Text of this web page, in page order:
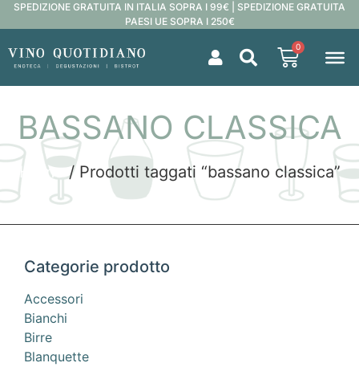
SPEDIZIONE GRATUITA IN ITALIA SOPRA I 99€ | SPEDIZIONE GRATUITA
PAESI UE SOPRA I 250€
0
BASSANO CLASSICA
Home/ Prodotti taggati “bassano classica”
Categorie prodotto
Accessori
Bianchi
Birre
Blanquette